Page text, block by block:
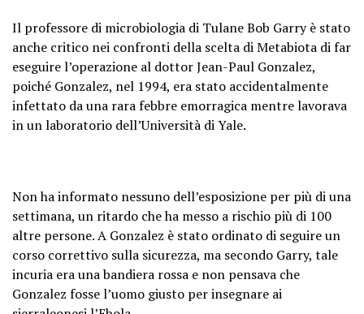
Il professore di microbiologia di Tulane Bob Garry è stato
anche critico nei confronti della scelta di Metabiota di far
eseguire l’operazione al dottor Jean-Paul Gonzalez,
poiché Gonzalez, nel 1994, era stato accidentalmente
infettato da una rara febbre emorragica mentre lavorava
in un laboratorio dell’Università di Yale.
Non ha informato nessuno dell’esposizione per più di una
settimana, un ritardo che ha messo a rischio più di 100
altre persone. A Gonzalez è stato ordinato di seguire un
corso correttivo sulla sicurezza, ma secondo Garry, tale
incuria era una bandiera rossa e non pensava che
Gonzalez fosse l’uomo giusto per insegnare ai